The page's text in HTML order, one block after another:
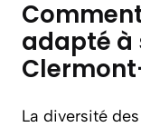
adapté à
La diversité